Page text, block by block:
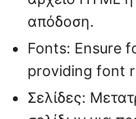
απόδοση.
Fonts: Ensure
providing font
Σελίδες: